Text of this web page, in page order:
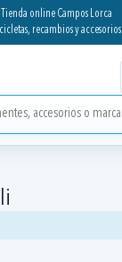
Tienda online Campos Lorca
recambios y accesorios